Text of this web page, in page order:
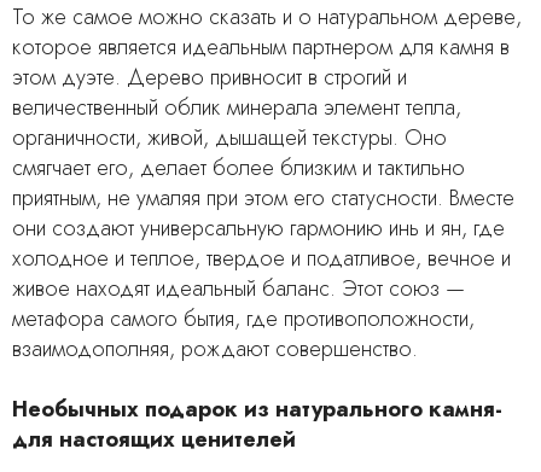
То же самое можно сказать и о натуральном дереве,
которое является идеальным партнером для камня в
этом дуэте. Дерево привносит в строгий и
величественный облик минерала элемент тепла,
органичности, живой, дышащей текстуры. Оно
смягчает его, делает более близким и тактильно
приятным, не умаляя при этом его статусности. Вместе
они создают универсальную гармонию инь и ян, где
холодное и теплое, твердое и податливое, вечное и
живое находят идеальный баланс. Этот союз —
метафора самого бытия, где противоположности,
взаимодополняя, рождают совершенство.
Необычных подарок из натурального камня-
для настоящих ценителей